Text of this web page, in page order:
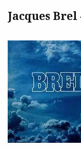
Jacques Brel